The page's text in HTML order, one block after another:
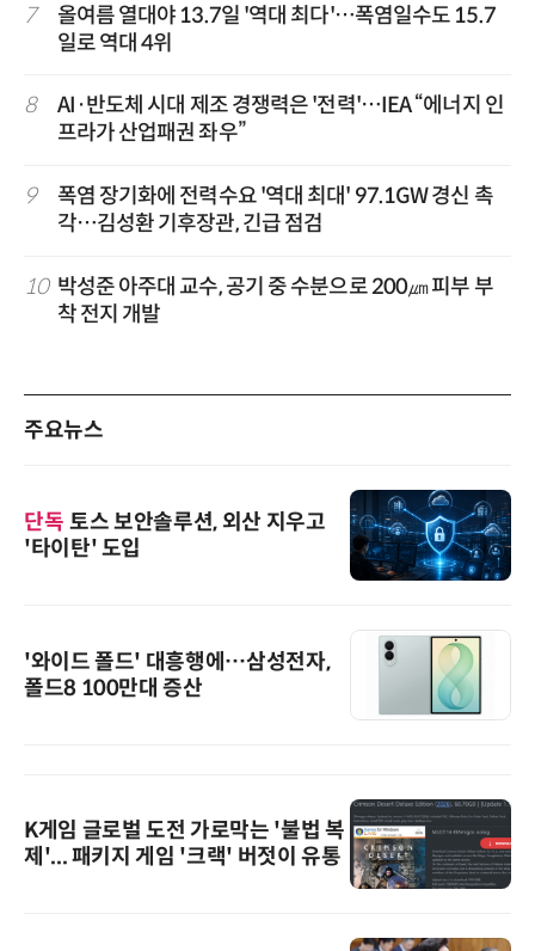
7
올여름 열대야 13.7일 '역대 최다'…폭염일수도 15.7
일로 역대 4위
8
AI·반도체 시대 제조 경쟁력은 '전력'…IEA “에너지 인
프라가 산업패권 좌우”
9
폭염 장기화에 전력수요 '역대 최대' 97.1GW 경신 촉
각…김성환 기후장관, 긴급 점검
10 박성준 아주대 교수, 공기 중 수분으로 200㎛ 피부 부
착 전지 개발
주요뉴스
단독 토스 보안솔루션, 외산 지우고
'타이탄' 도입
'와이드 폴드' 대흥행에…삼성전자,
폴드8 100만대 증산
K게임 글로벌 도전 가로막는 '불법 복
제'... 패키지 게임 '크랙' 버젓이 유통